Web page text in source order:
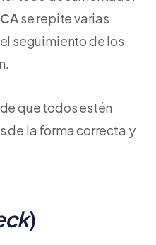
se repite varias
seguimiento de los
que todos estén
de la forma correcta y
)